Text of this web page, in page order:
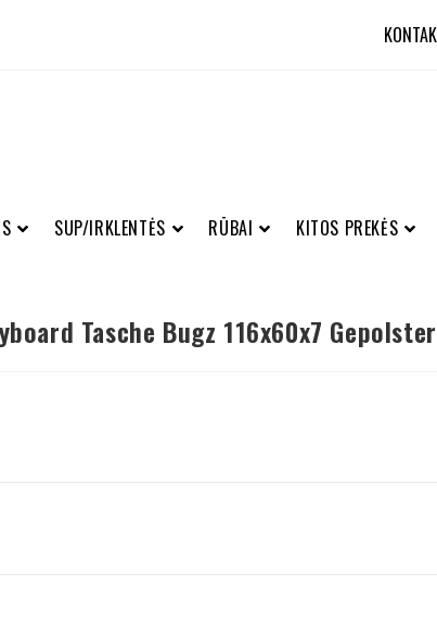
SUP/IRKLENTĖS RŪBAI KITOS PREKĖS
Tasche Bugz 116x60x7